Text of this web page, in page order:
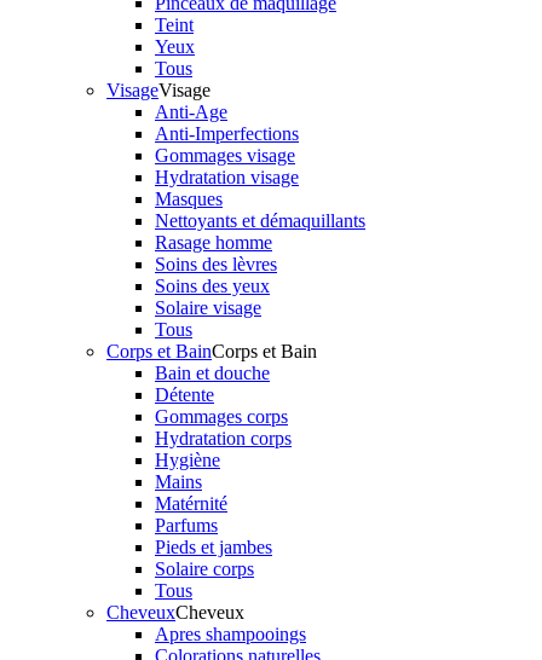
Teint
Yeux
Tous
VisageVisage
Anti-Age
Anti-Imperfections
Gommages visage
Hydratation visage
Masques
Nettoyants et démaquillants
Rasage homme
Soins des lèvres
Soins des yeux
Solaire visage
Tous
Corps et BainCorps et Bain
Bain et douche
Détente
Gommages corps
Hydratation corps
Hygiène
Mains
Matérnité
Parfums
Pieds et jambes
Solaire corps
Tous
CheveuxCheveux
Apres shampooings
Colorations naturelles